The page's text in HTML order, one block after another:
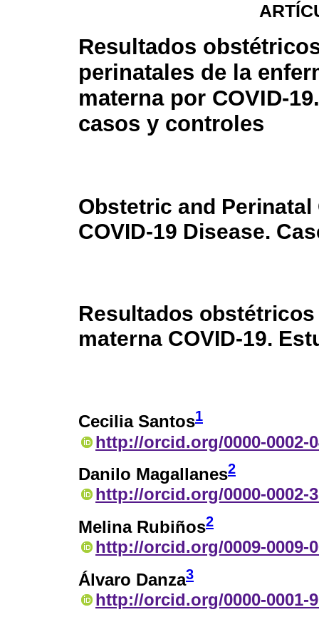
Resultados
perinatales de la
materna por COVID-
casos y controles
Obstetric and
COVID-19 Disease.
Resultados
materna COVID-19.
Cecilia Santos1
http://orcid.org/0000-0002-
Danilo Magallanes2
http://orcid.org/0000-0002-
Melina Rubiños2
http://orcid.org/0009-0009-
Álvaro Danza3
http://orcid.org/0000-0001-